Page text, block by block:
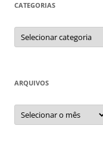
CATEGORIAS
Categorias
ARQUIVOS
Arquivos